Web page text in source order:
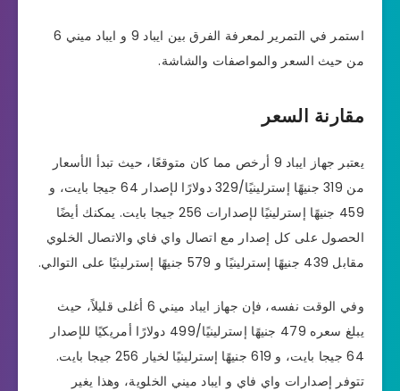
استمر في التمرير لمعرفة الفرق بين ايباد 9 و ايباد ميني 6
من حيث السعر والمواصفات والشاشة.
مقارنة السعر
يعتبر جهاز ايباد 9 أرخص مما كان متوقعًا، حيث تبدأ الأسعار
من 319 جنيهًا إسترلينيًا/329 دولارًا لإصدار 64 جيجا بايت، و
459 جنيهًا إسترلينيًا لإصدارات 256 جيجا بايت. يمكنك أيضًا
الحصول على كل إصدار مع اتصال واي فاي والاتصال الخلوي
مقابل 439 جنيهًا إسترلينيًا و 579 جنيهًا إسترلينيًا على التوالي.
وفي الوقت نفسه، فإن جهاز ايباد ميني 6 أغلى قليلاً، حيث
يبلغ سعره 479 جنيهًا إسترلينيًا/499 دولارًا أمريكيًا للإصدار
64 جيجا بايت، و 619 جنيهًا إسترلينيًا لخيار 256 جيجا بايت.
تتوفر إصدارات واي فاي و ايباد ميني الخلوية، وهذا يغير